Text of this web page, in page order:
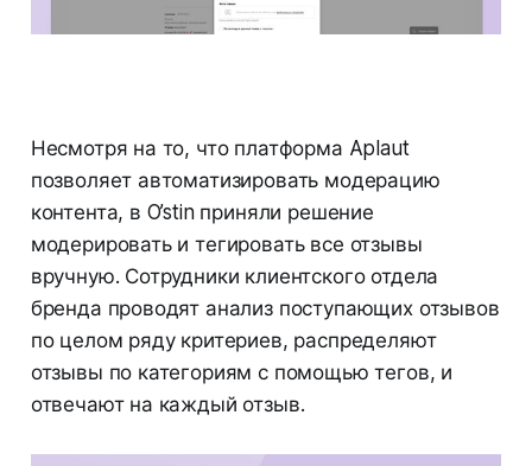
Несмотря на то, что платформа Aplaut
позволяет автоматизировать модерацию
контента, в O’stin приняли решение
модерировать и тегировать все отзывы
вручную. Сотрудники клиентского отдела
бренда проводят анализ поступающих отзывов
по целом ряду критериев, распределяют
отзывы по категориям с помощью тегов, и
отвечают на каждый отзыв.